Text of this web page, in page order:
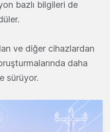
bazlı bilgileri de
ve diğer cihazlardan
daha
sürüyor.